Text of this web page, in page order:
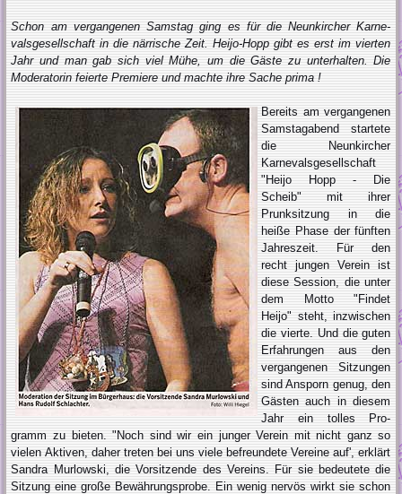
Schon am vergangenen Samstag ging es für die Neunkircher Karne­
valsgesellschaft in die närrische Zeit. Heijo-Hopp gibt es erst im vier­ten
Jahr und man gab sich viel Mühe, um die Gäste zu unterhalten. Die
Moderatorin feierte Premiere und machte ihre Sache prima !
Bereits am vergangenen
Samstagabend startete
die Neunkir­cher
Karnevalsgesellschaft
"Heijo Hopp - Die
Scheib" mit ihrer
Prunksit­zung in die
heiße Phase der fünften
Jahreszeit. Für den
recht jungen Verein ist
diese Session, die unter
dem Motto "Findet
Heijo" steht, inzwi­schen
die vierte. Und die guten
Erfah­rungen aus den
vergangenen Sitzun­gen
sind Ansporn genug, den
Gästen auch in diesem
Jahr ein tolles Pro­
gramm zu bieten. "Noch sind wir ein junger Verein mit nicht ganz so
vielen Aktiven, daher tre­ten bei uns viele befreundete Vereine auf', erklärt
Sandra Murlowski, die Vorsitzende des Vereins. Für sie be­deutete die
Sitzung eine große Bewäh­rungsprobe. Ein wenig nervös wirkt sie schon